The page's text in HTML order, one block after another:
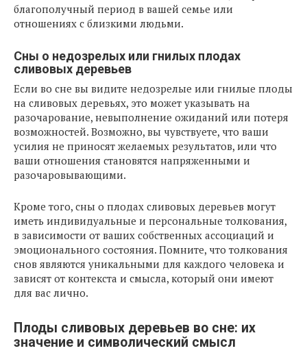
благополучный период в вашей семье или
отношениях с близкими людьми.
Сны о недозрелых или гнилых плодах
сливовых деревьев
Если во сне вы видите недозрелые или гнилые плоды
на сливовых деревьях, это может указывать на
разочарование, невыполнение ожиданий или потеря
возможностей. Возможно, вы чувствуете, что ваши
усилия не приносят желаемых результатов, или что
ваши отношения становятся напряженными и
разочаровывающими.
Кроме того, сны о плодах сливовых деревьев могут
иметь индивидуальные и персональные толкования,
в зависимости от ваших собственных ассоциаций и
эмоционального состояния. Помните, что толкования
снов являются уникальными для каждого человека и
зависят от контекста и смысла, который они имеют
для вас лично.
Плоды сливовых деревьев во сне: их
значение и символический смысл